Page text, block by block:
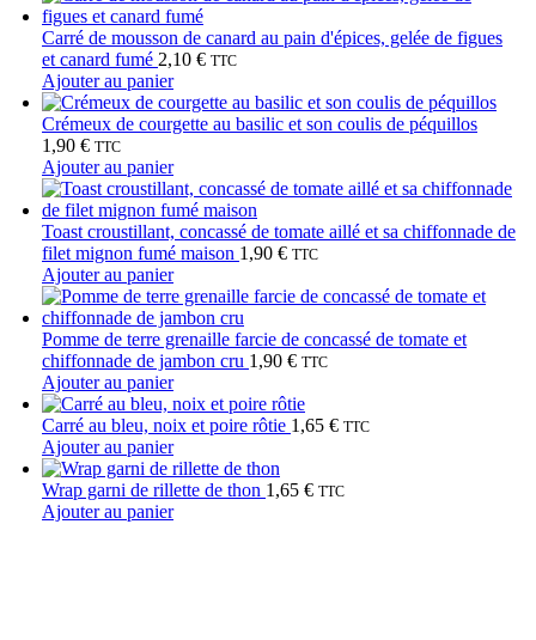
Carré de mousson de canard au pain d'épices, gelée de figues
et canard fumé 2,10 € TTC
Ajouter au panier
Crémeux de courgette au basilic et son coulis de péquillos
1,90 € TTC
Ajouter au panier
Toast croustillant, concassé de tomate aillé et sa chiffonnade de
filet mignon fumé maison 1,90 € TTC
Ajouter au panier
Pomme de terre grenaille farcie de concassé de tomate et
chiffonnade de jambon cru 1,90 € TTC
Ajouter au panier
Carré au bleu, noix et poire rôtie 1,65 € TTC
Ajouter au panier
Wrap garni de rillette de thon 1,65 € TTC
Ajouter au panier